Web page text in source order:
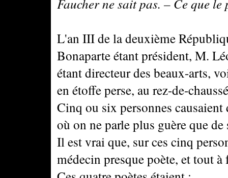
Faucher ne sait pas. – Ce que
L'an III de la deuxième
Bonaparte étant président, M.
étant directeur des beaux-arts,
en étoffe perse, au rez-de-
Cinq ou six personnes causaient
où on ne parle plus guère que
Il est vrai que, sur ces cinq
médecin presque poète, et tout